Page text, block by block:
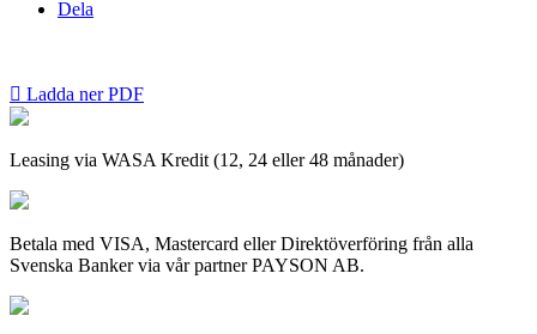
Dela
 Ladda ner PDF
Leasing via WASA Kredit (12, 24 eller 48 månader)
Betala med VISA, Mastercard eller Direktöverföring från alla
Svenska Banker via vår partner PAYSON AB.